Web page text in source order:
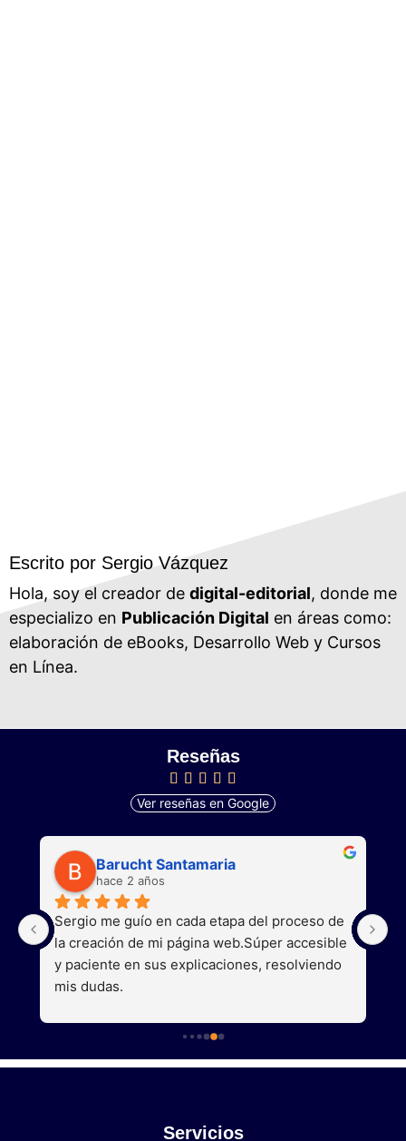
Escrito por Sergio Vázquez
Hola, soy el creador de digital-editorial, donde me
especializo en Publicación Digital en áreas como:
elaboración de eBooks, Desarrollo Web y Cursos
en Línea.
Reseñas
Ver reseñas en Google
Barucht Santamaria
hace 2 años
Sergio me guío en cada etapa del proceso de
la creación de mi página web.Súper accesible
y paciente en sus explicaciones, resolviendo
mis dudas.
Servicios